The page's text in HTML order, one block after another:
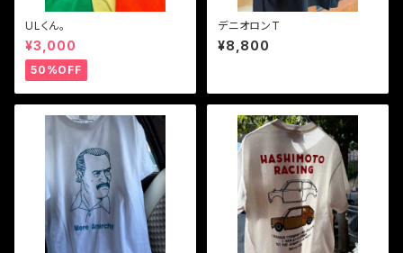
ULくん。
¥3,000
50%OFF
デニオロンT
¥8,800